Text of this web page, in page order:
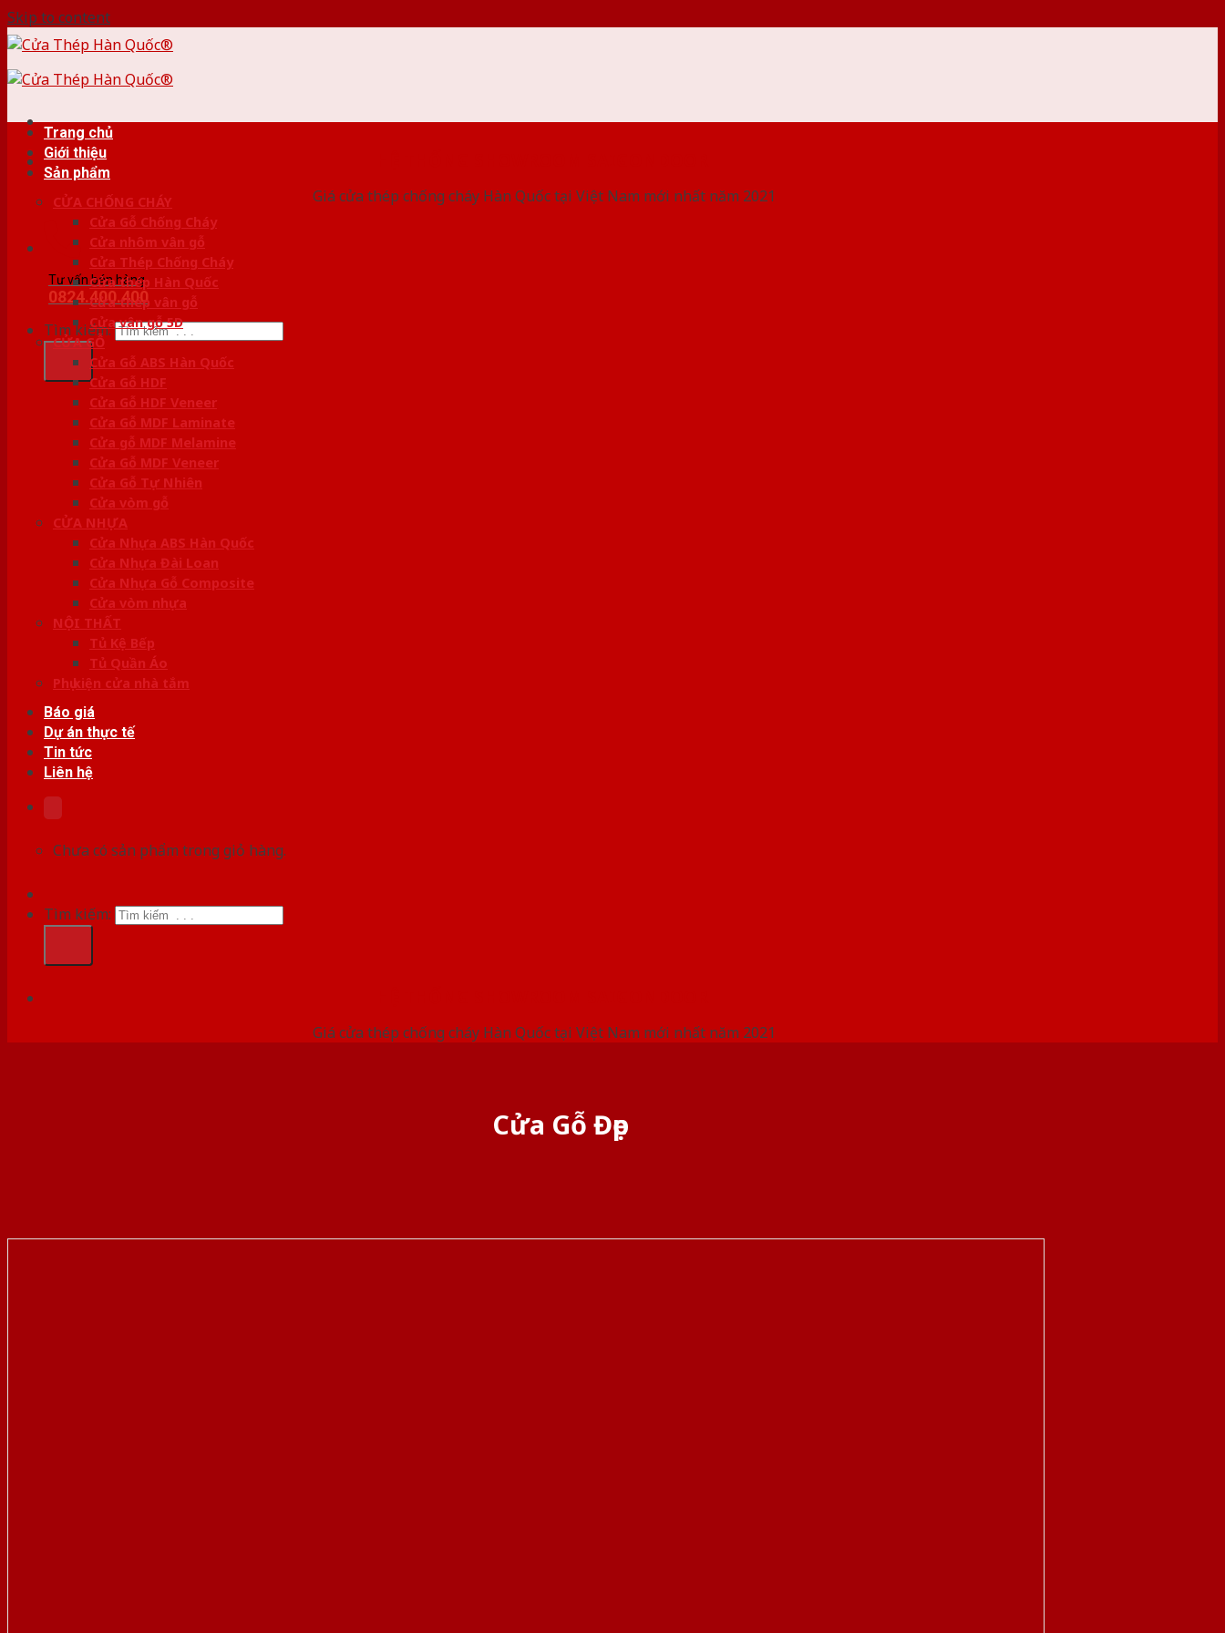
Skip to content
Giá cửa thép chống cháy Hàn Quốc tại Việt Nam mới nhất năm 2021
Tư vấn bán hàng
0824.400.400
Tìm kiếm:
Trang chủ
Giới thiệu
Sản phẩm
CỬA CHỐNG CHÁY
Cửa Gỗ Chống Cháy
Cửa nhôm vân gỗ
Cửa Thép Chống Cháy
Cửa thép Hàn Quốc
Cửa thép vân gỗ
Cửa vân gỗ 5D
CỬA GỖ
Cửa Gỗ ABS Hàn Quốc
Cửa Gỗ HDF
Cửa Gỗ HDF Veneer
Cửa Gỗ MDF Laminate
Cửa gỗ MDF Melamine
Cửa Gỗ MDF Veneer
Cửa Gỗ Tự Nhiên
Cửa vòm gỗ
CỬA NHỰA
Cửa Nhựa ABS Hàn Quốc
Cửa Nhựa Đài Loan
Cửa Nhựa Gỗ Composite
Cửa vòm nhựa
NỘI THẤT
Tủ Kệ Bếp
Tủ Quần Áo
Phụ kiện cửa nhà tắm
Báo giá
Dự án thực tế
Tin tức
Liên hệ
Chưa có sản phẩm trong giỏ hàng.
Tìm kiếm:
Giá cửa thép chống cháy Hàn Quốc tại Việt Nam mới nhất năm 2021
Cửa Gỗ Đẹp